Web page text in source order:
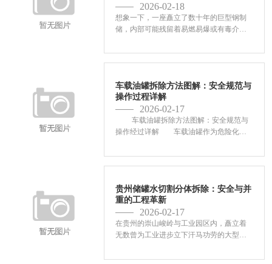
2026-02-18
想象一下，一座矗立了数十年的巨型钢制
储，内部可能残留着易燃易爆或有毒介
统的“大锤加气割”拆除方式，不但效率低
下，更如同在刀尖上跳舞安全事故频发。
车载油罐拆除方法图解：安全规范与
操作过程详解
2026-02-17
车载油罐拆除方法图解：安全规范与
操作经过详解 车载油罐作为危险化学
艺经过和安全要求。伴随化工行业安全标
准的不断提高，...
贵州储罐水切割分体拆除：安全与并
重的工程革新
2026-02-17
在贵州的崇山峻岭与工业园区内，矗立着
无数曾为工业进步立下汗马功劳的大型储
达到服役年限，如何安全、效率高、环保